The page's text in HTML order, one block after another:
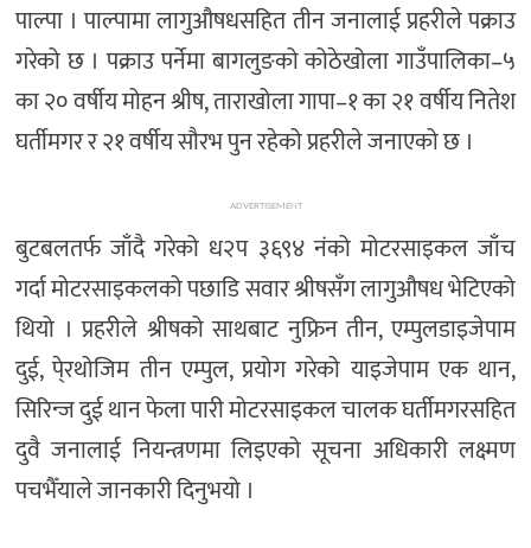
पाल्पा । पाल्पामा लागुऔषधसहित तीन जनालाई प्रहरीले पक्राउ
गरेको छ । पक्राउ पर्नेमा बागलुङको कोठेखोला गाउँपालिका–५
का २० वर्षीय मोहन श्रीष, ताराखोला गापा–१ का २१ वर्षीय नितेश
घर्तीमगर र २१ वर्षीय सौरभ पुन रहेको प्रहरीले जनाएको छ ।
ADVERTISEMENT
बुटबलतर्फ जाँदै गरेको ध२प ३६९४ नंको मोटरसाइकल जाँच
गर्दा मोटरसाइकलको पछाडि सवार श्रीषसँग लागुऔषध भेटिएको
थियो । प्रहरीले श्रीषको साथबाट नुफ्रिन तीन, एम्पुलडाइजेपाम
दुई, पे्रथोजिम तीन एम्पुल, प्रयोग गरेको याइजेपाम एक थान,
सिरिन्ज दुई थान फेला पारी मोटरसाइकल चालक घर्तीमगरसहित
दुवै जनालाई नियन्त्रणमा लिइएको सूचना अधिकारी लक्ष्मण
पचभैँयाले जानकारी दिनुभयो ।